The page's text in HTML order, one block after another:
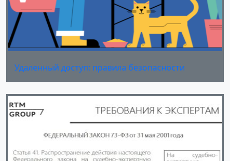
Удаленный доступ: правила безопасности